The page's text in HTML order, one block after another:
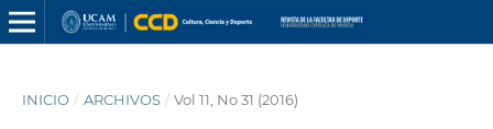
INICIO / ARCHIVOS / Vol 11, No 31 (2016)